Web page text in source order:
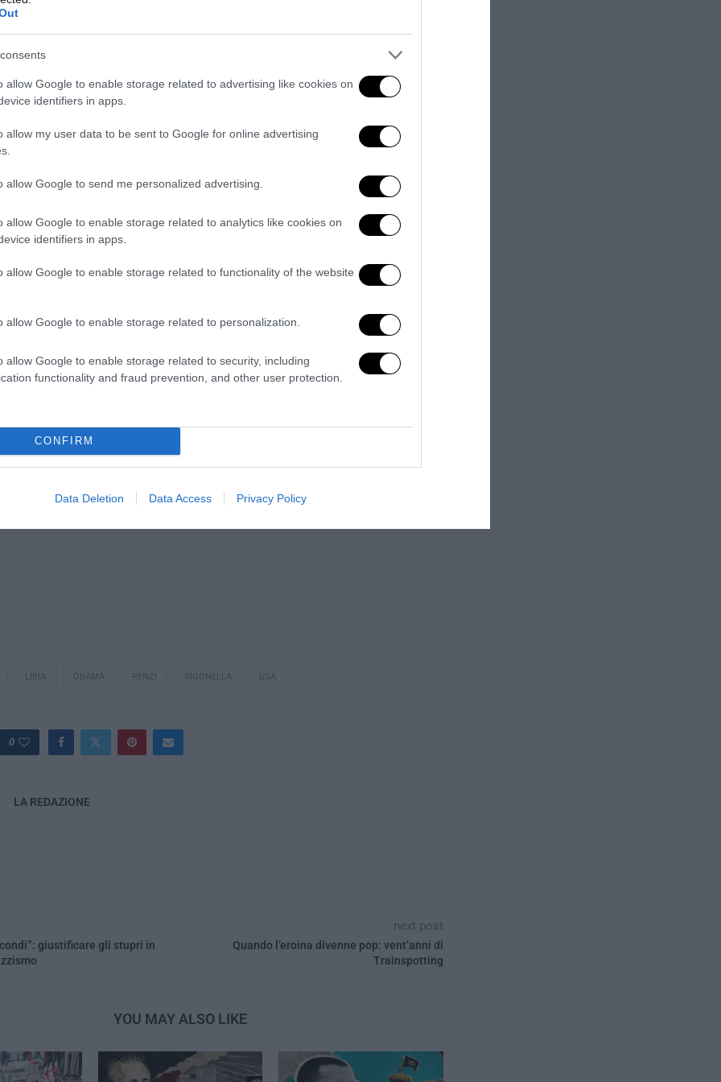
allow Google to enable storage related to advertising like cookies on
identifiers in apps.
allow my user data to be sent to Google for online advertising
allow Google to send me personalized advertising.
allow Google to enable storage related to analytics like cookies on
identifiers in apps.
allow Google to enable storage related to functionality of the website
allow Google to enable storage related to personalization.
allow Google to enable storage related to security, including
functionality and fraud prevention, and other user protection.
CONFIRM
Data Deletion Data Access Privacy Policy
bene alla difesa a parlare di “non-notizia”: “Da anni gli Stati Uniti hanno droni nella
rendessero necessarie missioni di protezione delle proprie truppe speciali”. Fino
Usa in partenza da Sigonella venivano utilizzati solo per missioni di ricognizione,
Ora avranno le armi. Ma solo per azioni “difensive”. Appunto, siamo sempre
perché cadere dalle nuvole solo ora?
infatti, diventerà presto la base gemella diRamstein(Germania), in
con il quartier generale di Creech in Nevada. E si trasformerà, con l’Uas
una specie di “telecomando” con cui guidare gli attacchi dei
di tutto il mondo. L’infrastruttura militare, secondo il bando di gara pubblicato il
dal dipartimento della Marina americana di Napoli, costerà tra i 10 e i 25
(tutti a carico del bilancio statunitense).
LIBIA OBAMA RENZI SIGONELLA USA
0
LA REDAZIONE
giustificare gli stupri in
next post
Quando l’eroina divenne pop: vent’anni di
Trainspotting
YOU MAY ALSO LIKE